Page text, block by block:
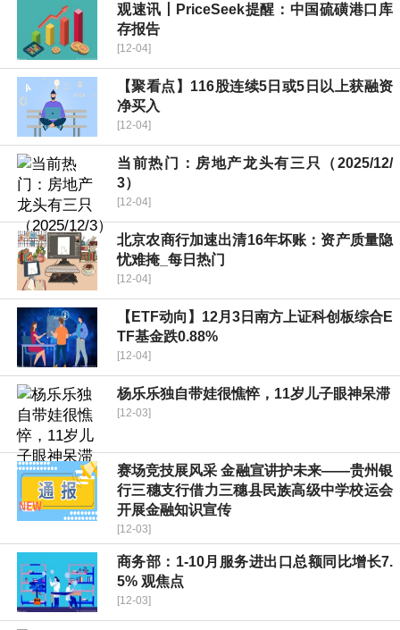
观速讯丨PriceSeek提醒：中国硫磺港口库
存报告
[12-04]
【聚看点】116股连续5日或5日以上获融资
净买入
[12-04]
当前热门：房地产龙头有三只（2025/12/
3）
[12-04]
北京农商行加速出清16年坏账：资产质量隐
忧难掩_每日热门
[12-04]
【ETF动向】12月3日南方上证科创板综合E
TF基金跌0.88%
[12-04]
杨乐乐独自带娃很憔悴，11岁儿子眼神呆滞
[12-03]
赛场竞技展风采 金融宣讲护未来——贵州银
行三穗支行借力三穗县民族高级中学校运会
开展金融知识宣传
[12-03]
商务部：1-10月服务进出口总额同比增长7.
5% 观焦点
[12-03]